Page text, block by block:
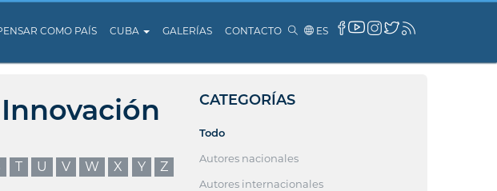
COMO PAÍS CUBA GALERÍAS CONTACTO ES
T U V W X Y Z
CATEGORÍAS
Todo
Autores nacionales
Autores internacionales